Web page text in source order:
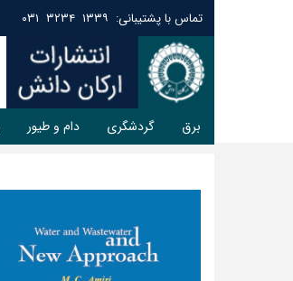
برق گردشگری دام و طیور
تماس با پشتیبانی: ۱۳۳۹ ۳۲۳۴ ۰۳۱